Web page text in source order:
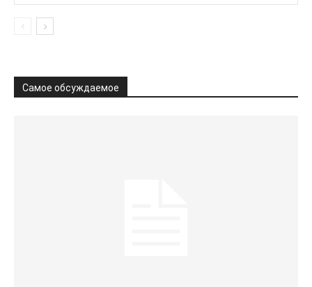
Самое обсуждаемое